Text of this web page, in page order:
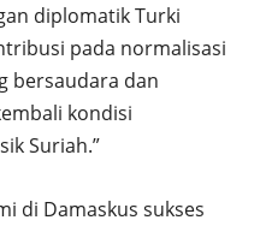
diplomatik Turki
pada normalisasi
bersaudara dan
kondisi
Suriah.”
di Damaskus sukses